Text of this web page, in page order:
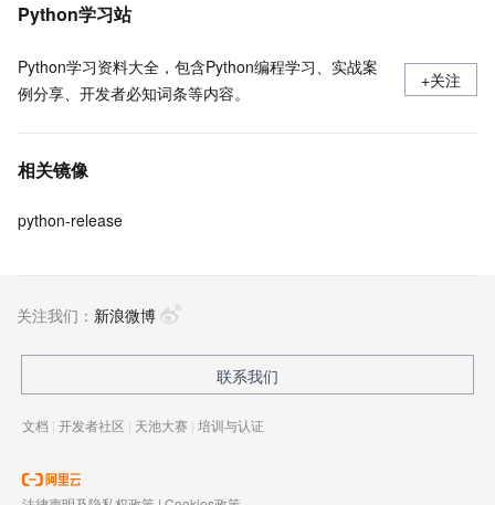
Python学习站
Python学习资料大全，包含Python编程学习、实战案
例分享、开发者必知词条等内容。
+关注
相关镜像
python-release
关注我们： 新浪微博
联系我们
文档 | 开发者社区 | 天池大赛 | 培训与认证